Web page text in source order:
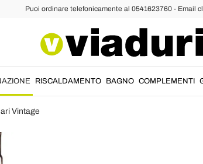
Puoi ordinare telefonicamente al 0541623760 - Email
RISCALDAMENTO BAGNO COMPLEMENTI
Vintage